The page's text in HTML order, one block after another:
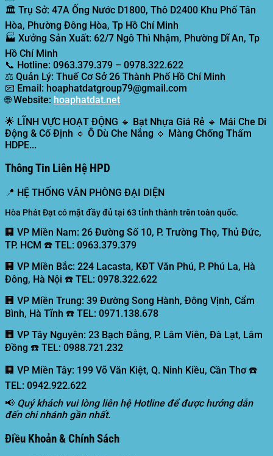
🏛️ Trụ Sở: 47A Ống Nước D1800, Thô D2400 Khu Phố Tân
Hòa, Phường Đông Hòa, Tp Hồ Chí Minh
🏭 Xưởng Sản Xuất: 62/7 Ngô Thì Nhậm, Phường Dĩ An, Tp
Hồ Chí Minh
📞 Hotline: 0963.379.379 – 0978.322.622
⚖️ Quản Lý: Thuế Cơ Sở 26 Thành Phố Hồ Chí Minh
📧 Email: hoaphatdatgroup79@gmail.com
🌐Website: hoaphatdat.net
🌟 LĨNH VỰC HOẠT ĐỘNG 🔹 Bạt Nhựa Giá Rẻ 🔹 Mái Che Di
Động & Cố Định 🔹 Ô Dù Che Nắng 🔹 Màng Chống Thấm
HDPE...
Thông Tin Liên Hệ HPD
📍 HỆ THỐNG VĂN PHÒNG ĐẠI DIỆN
Hòa Phát Đạt có mặt đầy đủ tại 63 tỉnh thành trên toàn quốc.
🏢 VP Miền Nam: 26 Đường Số 10, P. Trường Thọ, Thủ Đức,
TP. HCM ☎️ TEL: 0963.379.379
🏢 VP Miền Bắc: 224 Lacasta, KĐT Văn Phú, P. Phú La, Hà
Đông, Hà Nội ☎️ TEL: 0978.322.622
🏢 VP Miền Trung: 39 Đường Song Hành, Đông Vịnh, Cẩm
Bình, Hà Tĩnh ☎️ TEL: 0971.138.678
🏢 VP Tây Nguyên: 23 Bạch Đằng, P. Lâm Viên, Đà Lạt, Lâm
Đồng ☎️ TEL: 0988.721.232
🏢 VP Miền Tây: 199 Võ Văn Kiệt, Q. Ninh Kiều, Cần Thơ ☎️
TEL: 0942.922.622
📢 Quý khách vui lòng liên hệ Hotline để được hướng dẫn
đến chi nhánh gần nhất.
Điều Khoản & Chính Sách